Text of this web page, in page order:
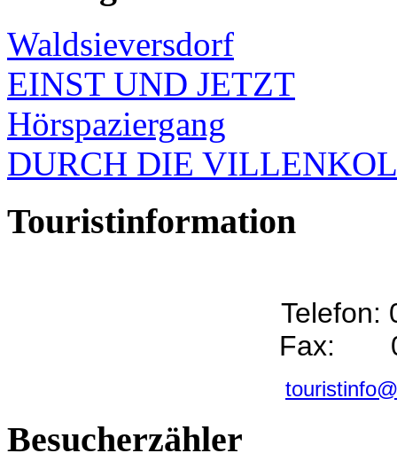
Waldsieversdorf
EINST UND JETZT
Hörspaziergang
DURCH DIE
Touristinformation
Telefon:
Fax:
Besucherzähler